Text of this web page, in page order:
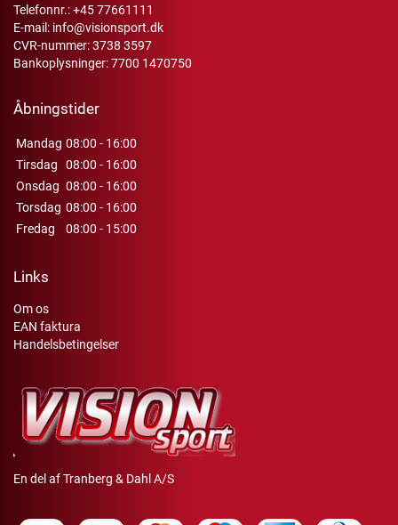
Telefonnr.:+45 77661111
E-mail: info@visionsport.dk
CVR-nummer: 3738 3597
Bankoplysninger: 7700 1470750
Åbningstider
Mandag 08:00 - 16:00
Tirsdag
08:00 - 16:00
Onsdag 08:00 - 16:00
Torsdag 08:00 - 16:00
Fredag
08:00 - 15:00
Links
Om os
EAN faktura
Handelsbetingelser
En del af Tranberg & Dahl A/S